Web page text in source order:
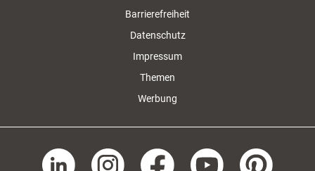
Barrierefreiheit
Datenschutz
Impressum
Themen
Werbung